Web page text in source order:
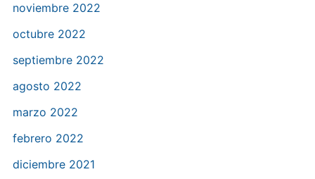
noviembre 2022
octubre 2022
septiembre 2022
agosto 2022
marzo 2022
febrero 2022
diciembre 2021